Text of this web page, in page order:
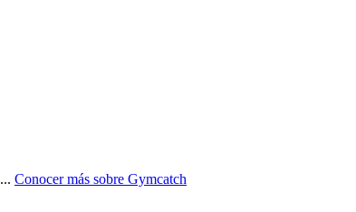
... Conocer más sobre Gymcatch